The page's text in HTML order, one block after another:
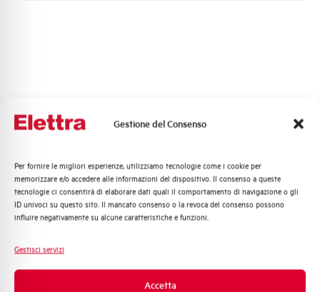
Gestione del Consenso
Per fornire le migliori esperienze, utilizziamo tecnologie come i cookie per
memorizzare e/o accedere alle informazioni del dispositivo. Il consenso a queste
tecnologie ci consentirà di elaborare dati quali il comportamento di navigazione o gli
ID univoci su questo sito. Il mancato consenso o la revoca del consenso possono
influire negativamente su alcune caratteristiche e funzioni.
Gestisci servizi
Accetta
Quali argomenti ti interessano di più?
Distribuzione di Energia
Automazione Industriale
Sistema Quadri
Promozioni e offerte